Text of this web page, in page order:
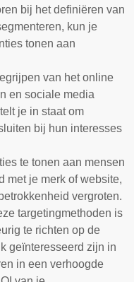
bij het definiëren van
kun je
tonen aan
van het online
en sociale media
je in staat om
bij hun interesses
te tonen aan mensen
met je merk of website,
vergroten.
targetingmethoden is
te richten op de
geïnteresseerd zijn in
in een verhoogde